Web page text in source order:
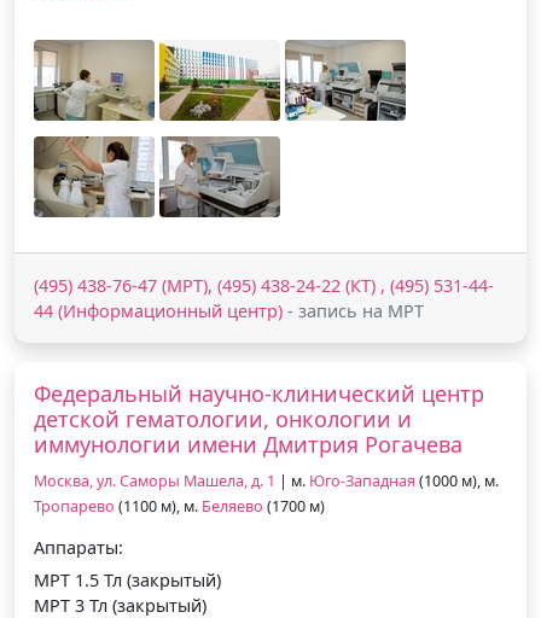
(495) 438-76-47 (МРТ), (495) 438-24-22 (КТ) , (495) 531-44-
44 (Информационный центр) - запись на МРТ
Федеральный научно-клинический центр
детской гематологии, онкологии и
иммунологии имени Дмитрия Рогачева
Москва, ул. Саморы Машела, д. 1 | м. Юго-Западная (1000 м), м.
Тропарево (1100 м), м. Беляево (1700 м)
Аппараты:
МРТ 1.5 Тл (закрытый)
МРТ 3 Тл (закрытый)